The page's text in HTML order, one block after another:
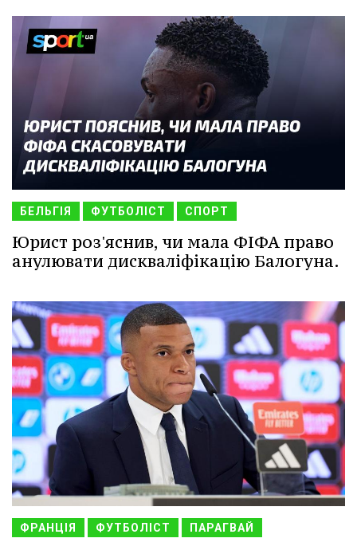
БЕЛЬГІЯ ФУТБОЛІСТ СПОРТ
Юрист роз'яснив, чи мала ФІФА право
анулювати дискваліфікацію Балогуна.
ФРАНЦІЯ ФУТБОЛІСТ ПАРАГВАЙ